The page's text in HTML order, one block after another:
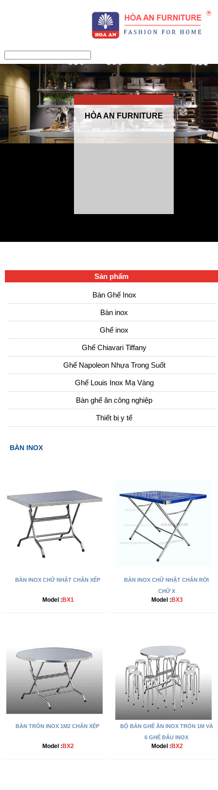
HÒA AN FURNITURE
Sản phẩm
Bàn Ghế Inox
Bàn inox
Ghế inox
Ghế Chiavari Tiffany
Ghế Napoleon Nhựa Trong Suốt
Ghế Louis Inox Mạ Vàng
Bàn ghế ăn công nghiệp
Thiết bị y tế
BÀN INOX
BÀN INOX CHỮ NHẬT CHÂN XẾP
Model : BX1
BÀN INOX CHỮ NHẬT CHÂN RỜI
CHỮ X
Model : BX3
BÀN TRÒN INOX 1M2 CHÂN XẾP
Model : BX2
BỘ BÀN GHẾ ĂN INOX TRÒN 1M VÀ
6 GHẾ ĐẨU INOX
Model : BX2